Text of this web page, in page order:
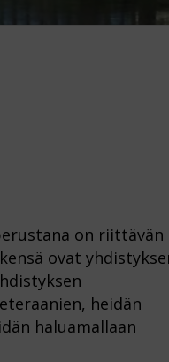
on riittävän
ovat
heidän
haluamallaan